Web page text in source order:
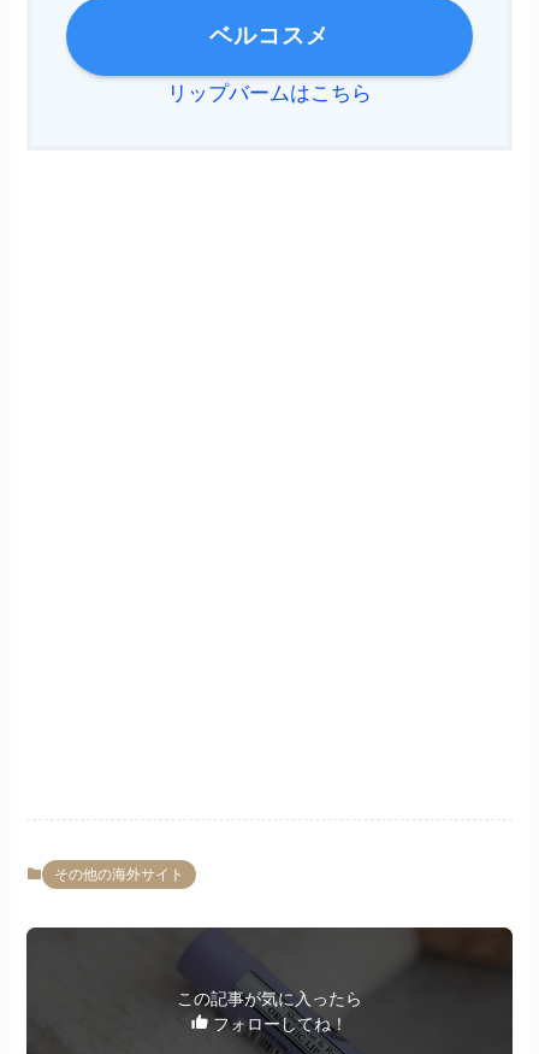
ベルコスメ
リップバームはこちら
その他の海外サイト
この記事が気に入ったら
フォローしてね！